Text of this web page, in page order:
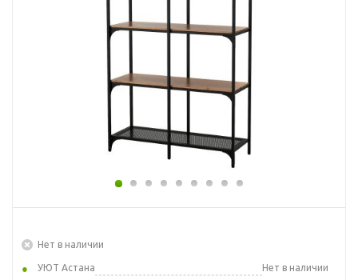
Нет в наличии
УЮТ Астана
Нет в наличии